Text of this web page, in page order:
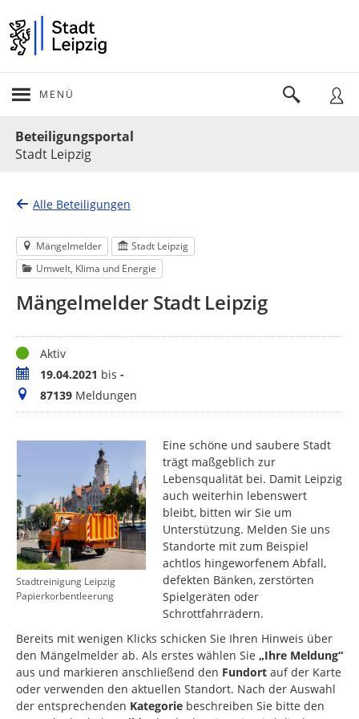
MENÜ
Beteiligungsportal
Stadt Leipzig
Alle Beteiligungen
Mängelmelder
Stadt Leipzig
Umwelt, Klima und Energie
Mängelmelder Stadt Leipzig
StatusAktiv
Zeitraum19.04.2021 bis -
Meldungen
87139 Meldungen
Stadtreinigung Leipzig
Papierkorbentleerung
Eine schöne und saubere Stadt
trägt maßgeblich zur
Lebensqualität bei. Damit Leipzig
auch weiterhin lebenswert
bleibt, bitten wir Sie um
Unterstützung. Melden Sie uns
Standorte mit zum Beispiel
achtlos hingeworfenem Abfall,
defekten Bänken, zerstörten
Spielgeräten oder
Schrottfahrrädern.
Bereits mit wenigen Klicks schicken Sie Ihren Hinweis über
den Mängelmelder ab. Als erstes wählen Sie „Ihre Meldung“
aus und markieren anschließend den Fundort auf der Karte
oder verwenden den aktuellen Standort. Nach der Auswahl
der entsprechenden Kategorie beschreiben Sie bitte den